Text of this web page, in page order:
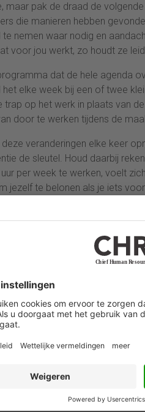
maar pak de draad de
die manieren hebben
nemen waar nodig en
voor jou werkt, zo houdt ze
dat de hele agenda
elke week bij een of twee
op het werk in plaats van
door te werken tijdens de
veranderingen elke keer
de sleutel. Houd daarbij
per week te werken, voelt
jezelf te belonen als je iets
door te sparren ter
bomen het bos van de
geest, relaties,
een kwartier per week.
bij honderden leiders die
psychologie Lisa
Werken, bewegen en
aangevuld. Onverwachte
gebeurtenissen kosten extra